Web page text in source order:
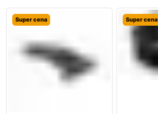
Super cena Super cena